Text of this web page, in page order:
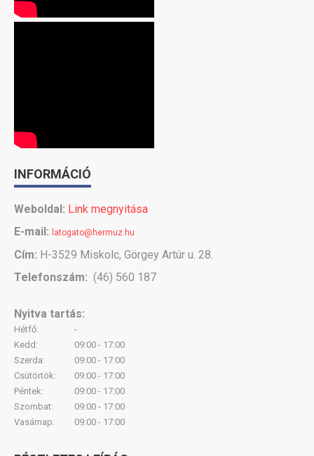
INFORMÁCIÓ
Weboldal: Link megnyitása
E-mail:
latogato@hermuz.hu
Cím: H-3529 Miskolc, Görgey Artúr u. 28.
Telefonszám: (46) 560 187
Nyitva tartás:
Hétfő:
-
Kedd:
09:00 - 17:00
Szerda:
09:00 - 17:00
Csütörtök:
09:00 - 17:00
Péntek:
09:00 - 17:00
Szombat:
09:00 - 17:00
Vasárnap:
09:00 - 17:00